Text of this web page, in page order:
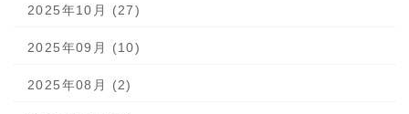
2025年10月 (27)
2025年09月 (10)
2025年08月 (2)